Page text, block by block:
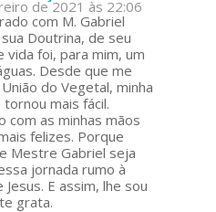
de 2021 às 22:06
com M. Gabriel
Doutrina, de seu
vida foi, para mim, um
Desde que me
do Vegetal, minha
mais fácil.
com as minhas mãos
felizes. Porque
Mestre Gabriel seja
jornada rumo à
Jesus. E assim, lhe sou
grata.